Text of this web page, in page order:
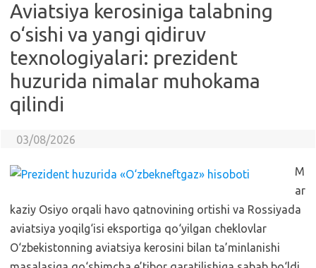
Aviatsiya kerosiniga talabning
o‘sishi va yangi qidiruv
texnologiyalari: prezident
huzurida nimalar muhokama
qilindi
03/08/2026
M
ar
kaziy Osiyo orqali havo qatnovining ortishi va Rossiyada
aviatsiya yoqilg‘isi eksportiga qo‘yilgan cheklovlar
O‘zbekistonning aviatsiya kerosini bilan ta’minlanishi